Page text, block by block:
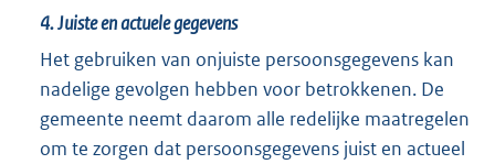
4.Juiste en actuele gegevens
Het gebruiken van onjuiste persoonsgegevens kan
nadelige gevolgen hebben voor betrokkenen. De
gemeente neemt daarom alle redelijke maatregelen
om te zorgen dat persoonsgegevens juist en actueel